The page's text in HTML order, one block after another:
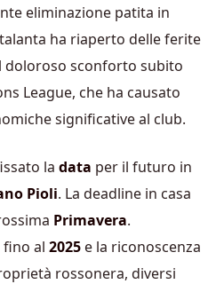
eliminazione patita in
ha riaperto delle ferite
doloroso sconforto subito
League, che ha causato
significative al club.
la data per il futuro in
Pioli. La deadline in casa
Primavera.
al 2025 e la riconoscenza
rossonera, diversi